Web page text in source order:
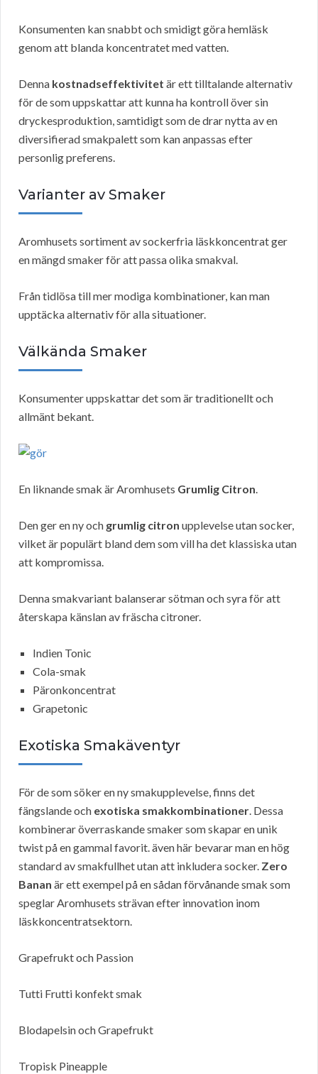
Konsumenten kan snabbt och smidigt göra hemläsk
genom att blanda koncentratet med vatten.
Denna kostnadseffektivitet är ett tilltalande alternativ
för de som uppskattar att kunna ha kontroll över sin
dryckesproduktion, samtidigt som de drar nytta av en
diversifierad smakpalett som kan anpassas efter
personlig preferens.
Varianter av Smaker
Aromhusets sortiment av sockerfria läskkoncentrat ger
en mängd smaker för att passa olika smakval.
Från tidlösa till mer modiga kombinationer, kan man
upptäcka alternativ för alla situationer.
Välkända Smaker
Konsumenter uppskattar det som är traditionellt och
allmänt bekant.
En liknande smak är Aromhusets Grumlig Citron.
Den ger en ny och grumlig citron upplevelse utan socker,
vilket är populärt bland dem som vill ha det klassiska utan
att kompromissa.
Denna smakvariant balanserar sötman och syra för att
återskapa känslan av fräscha citroner.
Indien Tonic
Cola-smak
Päronkoncentrat
Grapetonic
Exotiska Smakäventyr
För de som söker en ny smakupplevelse, finns det
fängslande och exotiska smakkombinationer. Dessa
kombinerar överraskande smaker som skapar en unik
twist på en gammal favorit. även här bevarar man en hög
standard av smakfullhet utan att inkludera socker. Zero
Banan är ett exempel på en sådan förvånande smak som
speglar Aromhusets strävan efter innovation inom
läskkoncentratsektorn.
Grapefrukt och Passion
Tutti Frutti konfekt smak
Blodapelsin och Grapefrukt
Tropisk Pineapple